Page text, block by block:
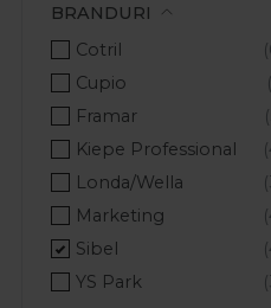
BRANDURI
Cotril
Cupio
Framar
Kiepe Professional
Londa/Wella
Marketing
Sibel
YS Park